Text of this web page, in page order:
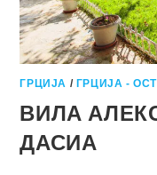
ГРЦИЈА / ГРЦИЈА -
ВИЛA
ДАСИА